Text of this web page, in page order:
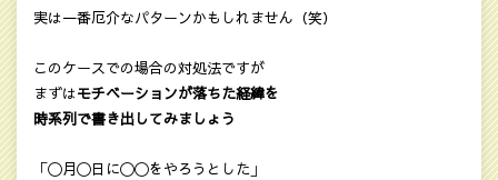
実は一番厄介なパターンかもしれません（笑）
このケースでの場合の対処法ですが
まずはモチベーションが落ちた経緯を
時系列で書き出してみましょう
「〇月〇日に〇〇をやろうとした」